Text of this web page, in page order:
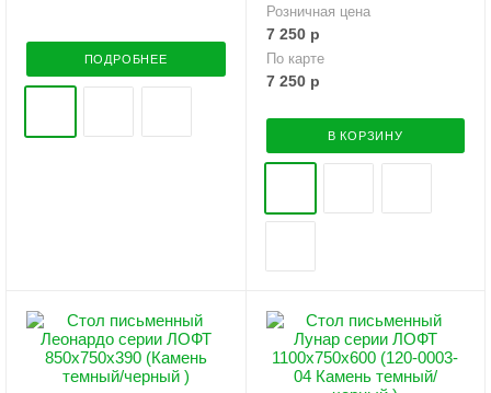
ПОДРОБНЕЕ
Розничная цена
7 250р
По карте
7 250р
В КОРЗИНУ